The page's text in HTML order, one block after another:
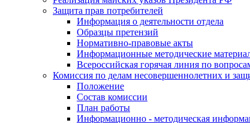
Защита прав потребителей
Информация о деятельности отдела
Образцы претензий
Нормативно-правовые акты
Информационные методические
Всероссийская горячая линия по
Комиссия по делам несовершеннолетних и
Положение
Состав комиссии
План работы
Информационно - методическая